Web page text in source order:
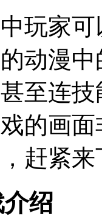
玩家
动漫
至连
的画
赶紧
绍